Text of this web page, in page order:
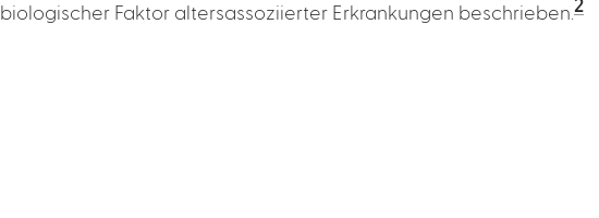
biologischer Faktor altersassoziierter Erkrankungen beschrieben. 2